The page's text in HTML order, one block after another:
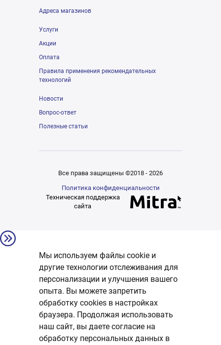
Адреса магазинов
Услуги
Акции
Оплата
Правила применения рекомендательных
технологий
Новости
Вопрос-ответ
Полезные статьи
Все права защищены ©2018 - 2026
Политика конфиденциальности
Техническая поддержка
сайта
Мы используем файлы cookie и
другие технологии отслеживания для
персонализации и улучшения вашего
опыта. Вы можете запретить
обработку сookies в настройках
браузера. Продолжая использовать
наш сайт, вы даете согласие на
обработку персональных данных в